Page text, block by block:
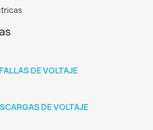
FALLAS DE VOLTAJE
DE VOLTAJE